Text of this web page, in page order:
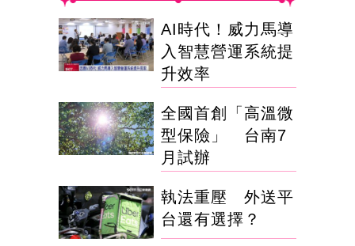
AI時代！威力馬導
入智慧營運系統提
升效率
全國首創「高溫微
型保險」 台南7
月試辦
執法重壓 外送平
台還有選擇？